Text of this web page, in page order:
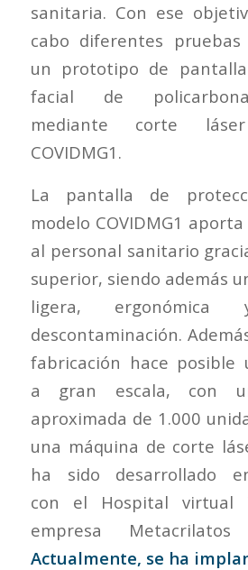
sanitaria. Con ese
cabo diferentes
un prototipo de
facial de
mediante corte láser
COVIDMG1.
La pantalla de
modelo COVIDMG1
al personal sanitario
superior, siendo además
ligera,
descontaminación.
fabricación hace posible
a gran escala, con
aproximada de 1.000
una máquina de corte
ha sido desarrollado
con el Hospital virtual
empresa
Actualmente, se ha